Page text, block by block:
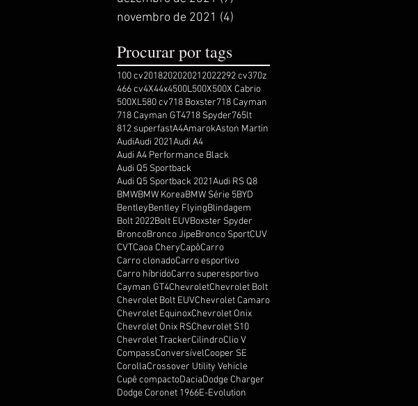
novembro de 2021 (4)
Procurar por tags
100 cv2018202020212022292 cv370z
466 cv4X44x4500L500X500X Cabrio
500XL580 cv718 Boxster718 Cayman
718 Cayman GT4718 Spyder765lt
812 superfastA4AmarokAston Martin
AudiAudi 2021Audi A4
Audi A4 Performance Black
Audi Q5 Sportback
Audi Q5 Sportback 2021Audi RS Q8
BMWBMW KoreaBMW Série 5BYD
BentleyBentley FlyingBlindagem
Bolt 2022Bolt EUVBoxster Spyder
BroncoBronco JipeBronco SportCUV
CVTCaoa CheryCapôCarro
Carro clonadoCarro esportivo
Carro híbridoCarro superesportivo
Cayman GT4ChevroletChevrolet Bolt
Chevrolet Bolt EUVChevrolet Camaro
Chevrolet EquinoxChevrolet Onix
Chevrolet Onix RSChevrolet S10
Chevrolet TrackerCilindroClio V
CompassConversívelCooper SE
CorollaCrossover Utility Vehicle
Cupê compactoDaciaDodge Charger
Dodge Coronet 1966E-Evolution